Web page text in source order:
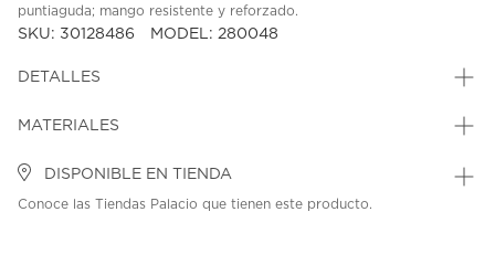
puntiaguda; mango resistente y reforzado.
SKU: 30128486 MODEL: 280048
DETALLES
MATERIALES
DISPONIBLE EN TIENDA
Conoce las Tiendas Palacio que tienen este producto.